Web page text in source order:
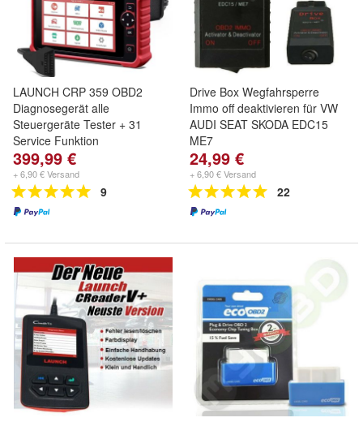
LAUNCH CRP 359 OBD2
Diagnosegerät alle
Steuergeräte Tester + 31
Service Funktion
399,99 €
+ 6,90 € Versand
9
Drive Box Wegfahrsperre
Immo off deaktivieren für VW
AUDI SEAT SKODA EDC15
ME7
24,99 €
+ 6,90 € Versand
22